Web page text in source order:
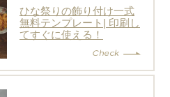
ひな祭りの飾り付け一式
無料テンプレート| 印刷し
てすぐに使える！